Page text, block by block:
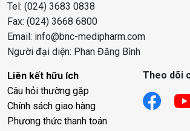
Tel: (024) 3683 0838
Fax: (024) 3668 6800
Email: info@bnc-medipharm.com
Người đại diện: Phan Đăng Bình
Liên kết hữu ích
Câu hỏi thường gặp
Chính sách giao hàng
Phương thức thanh toán
Theo dõi